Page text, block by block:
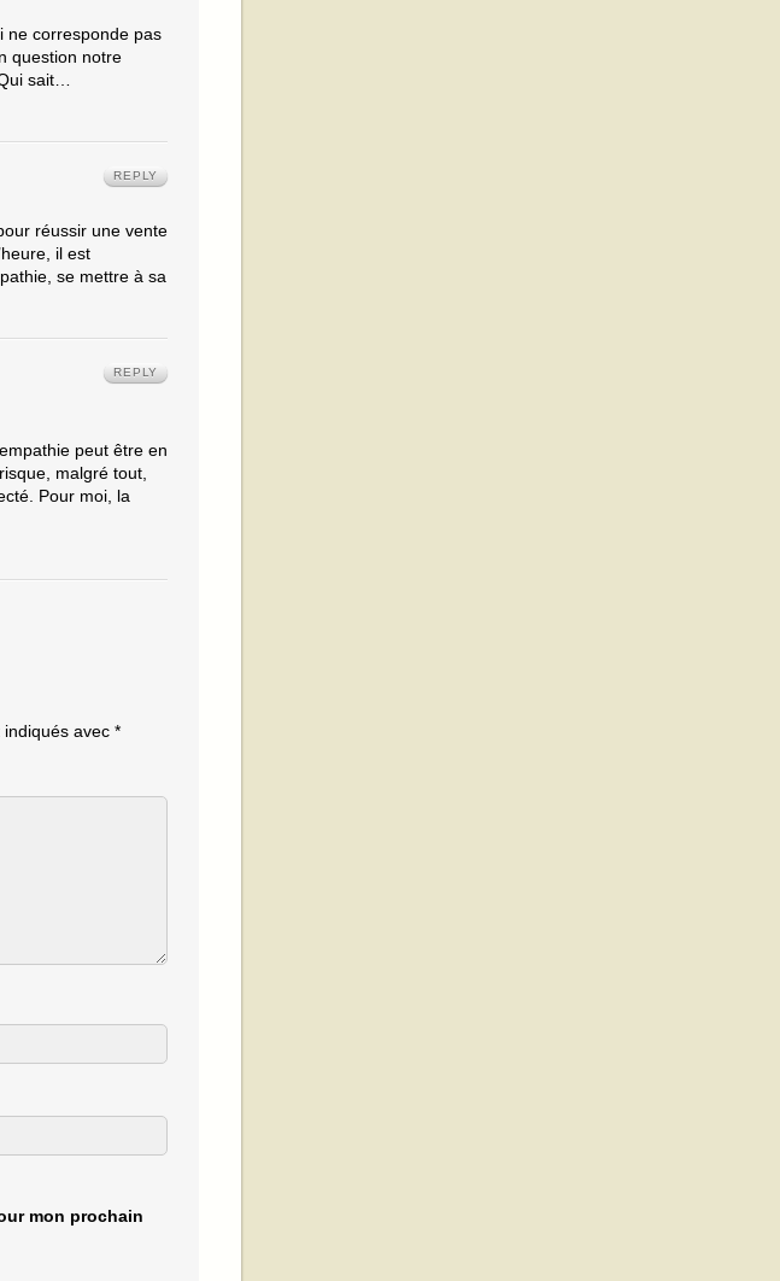
ne corresponde pas
question notre
sait…
réussir une vente
il est
se mettre à sa
REPLY
peut être en
malgré tout,
Pour moi, la
REPLY
avec *
mon prochain